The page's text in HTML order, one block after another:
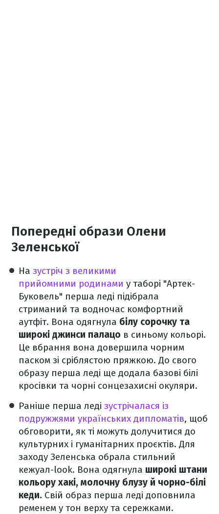
Попередні образи Олени
Зеленської
На зустріч з великими
прийомними родинами у таборі "Артек-
Буковель" перша леді підібрала
стриманий та водночас комфортний
аутфіт. Вона одягнула білу сорочку та
широкі джинси палацо в синьому кольорі.
Це вбрання вона довершила чорним
паском зі сріблястою пряжкою. До свого
образу перша леді ще додала базові білі
кросівки та чорні сонцезахисні окуляри.
Раніше перша леді зустрічалася із
подружжями українських дипломатів, щоб
обговорити, як ті можуть долучитися до
культурних і гуманітарних проєктів. Для
заходу Зеленська обрала стильний
кежуал-look. Вона одягнула широкі штани
кольору хакі, молочну блузу й чорно-білі
кеди. Свій образ перша леді доповнила
ременем у тон верху та сережками.